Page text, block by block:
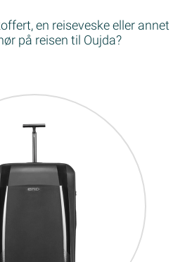
en reiseveske eller annet
på reisen til Oujda?